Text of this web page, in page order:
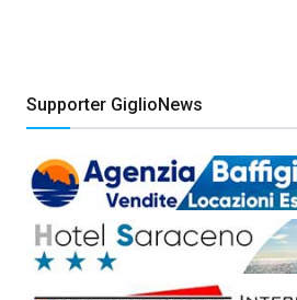
Supporter GiglioNews